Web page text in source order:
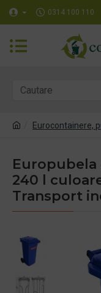
0314 100 110
Eurocontainere,
240 l
Transport